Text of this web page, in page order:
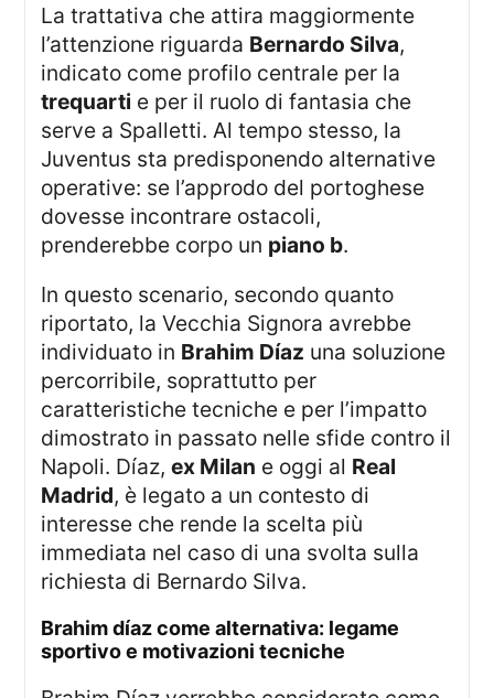
La trattativa che attira maggiormente
l’attenzione riguarda Bernardo Silva,
indicato come profilo centrale per la
trequarti e per il ruolo di fantasia che
serve a Spalletti. Al tempo stesso, la
Juventus sta predisponendo alternative
operative: se l’approdo del portoghese
dovesse incontrare ostacoli,
prenderebbe corpo un piano b.
In questo scenario, secondo quanto
riportato, la Vecchia Signora avrebbe
individuato in Brahim Díaz una soluzione
percorribile, soprattutto per
caratteristiche tecniche e per l’impatto
dimostrato in passato nelle sfide contro il
Napoli. Díaz,ex Milan e oggi al Real
Madrid, è legato a un contesto di
interesse che rende la scelta più
immediata nel caso di una svolta sulla
richiesta di Bernardo Silva.
brahim díaz come alternativa: legame
sportivo e motivazioni tecniche